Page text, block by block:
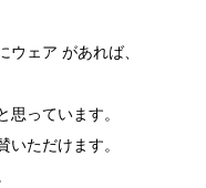
ェア があれば、
思っています。
いただけます。